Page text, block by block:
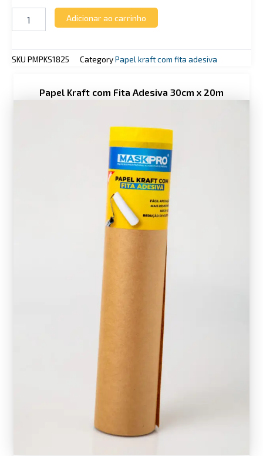
Adicionar ao carrinho
SKU PMPKS1825 CategoryPapel kraft com fita adesiva
Papel Kraft com Fita Adesiva 30cm x 20m
range:
R$ 58,90